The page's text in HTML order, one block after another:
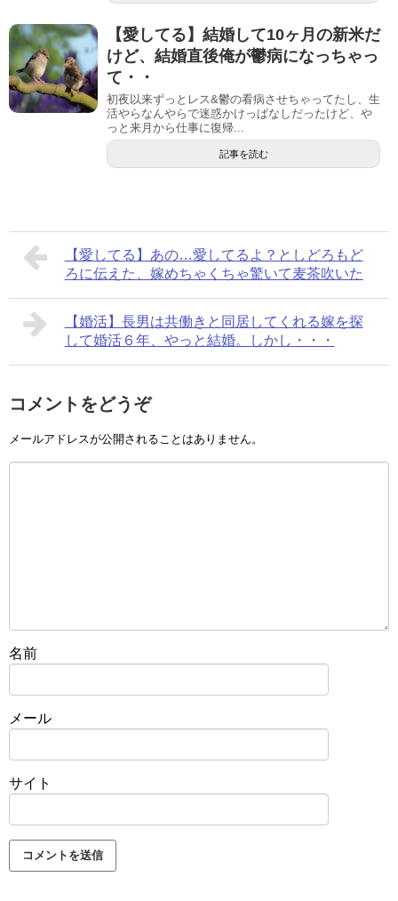
【愛してる】結婚して10ヶ月の新米だ
けど、結婚直後俺が鬱病になっちゃっ
て・・
初夜以来ずっとレス&鬱の看病させちゃってたし、生
活やらなんやらで迷惑かけっぱなしだったけど、や
っと来月から仕事に復帰...
記事を読む
【愛してる】あの…愛してるよ？としどろもど
ろに伝えた、嫁めちゃくちゃ驚いて麦茶吹いた
【婚活】長男は共働きと同居してくれる嫁を探
して婚活６年、やっと結婚。しかし・・・
コメントをどうぞ
メールアドレスが公開されることはありません。
名前
メール
サイト